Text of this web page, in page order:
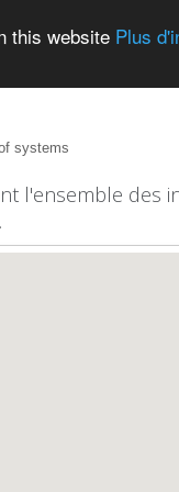
this website Plus
systems
l'ensemble des